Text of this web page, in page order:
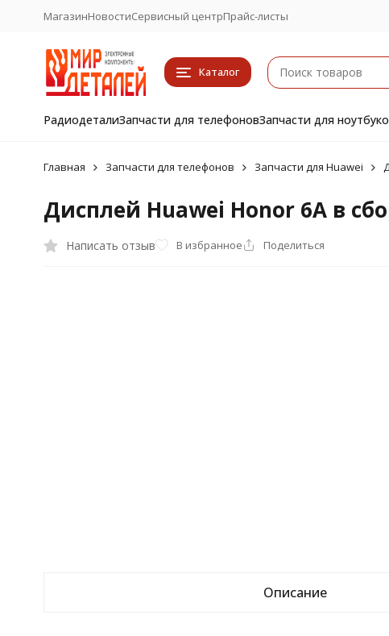
МагазинНовостиСервисный центрПрайс-листы
Каталог
РадиодеталиЗапчасти для телефоновЗапчасти для
Главная Запчасти для телефонов Запчасти для Huawei
Дисплей Huawei Honor 6A в
Написать отзыв В избранное Поделиться
Описание